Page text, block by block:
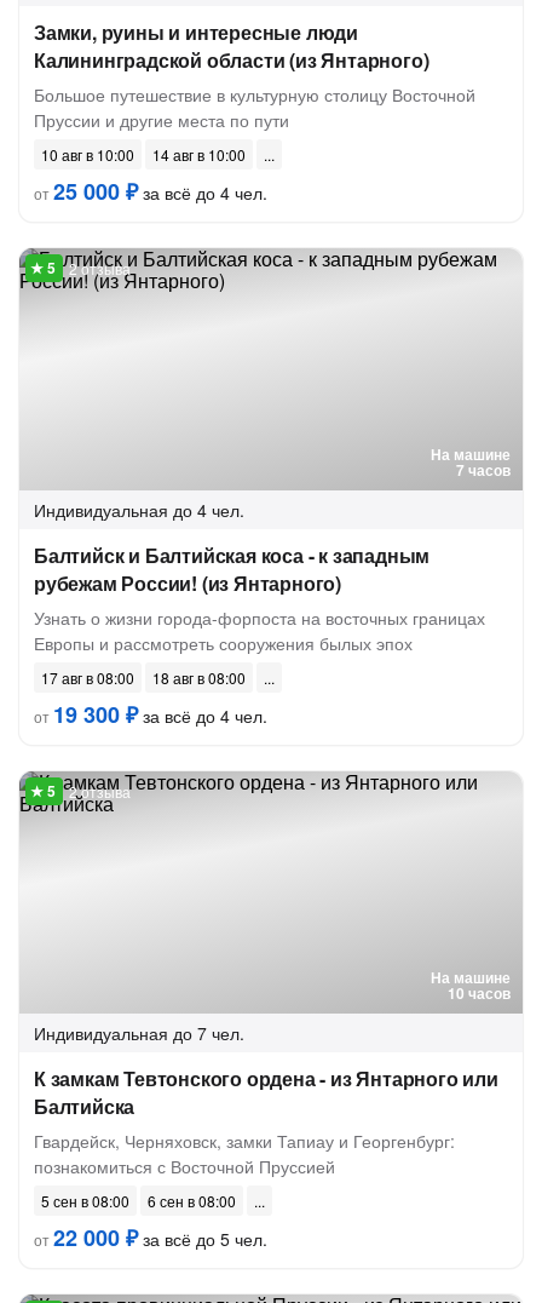
Замки, руины и интересные люди
Калининградской области (из Янтарного)
Большое путешествие в культурную столицу Восточной
Пруссии и другие места по пути
10 авг в 10:00
14 авг в 10:00
от25 000 ₽за всё до 4 чел.
На машине
7 часов
2 отзыва
Индивидуальная до 4 чел.
Балтийск и Балтийская коса - к западным
рубежам России! (из Янтарного)
Узнать о жизни города-форпоста на восточных границах
Европы и рассмотреть сооружения былых эпох
17 авг в 08:00
18 авг в 08:00
от 19 300 ₽за всё до 4 чел.
На машине
10 часов
2 отзыва
Индивидуальная до 7 чел.
К замкам Тевтонского ордена - из Янтарного или
Балтийска
Гвардейск, Черняховск, замки Тапиау и Георгенбург:
познакомиться с Восточной Пруссией
5 сен в 08:00
6 сен в 08:00
от22 000 ₽за всё до 5 чел.